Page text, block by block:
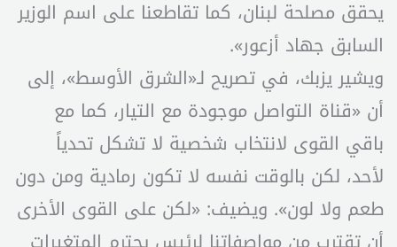
يحقق مصلحة لبنان، كما تقاطعنا على اسم الوزير
السابق جهاد أزعور».
ويشير يزبك، في تصريح لـ«الشرق الأوسط»، إلى
أن «قناة التواصل موجودة مع التيار، كما مع
باقي القوى لانتخاب شخصية لا تشكل تحدياً
لأحد، لكن بالوقت نفسه لا تكون رمادية ومن دون
طعم ولا لون». ويضيف: «لكن على القوى الأخرى